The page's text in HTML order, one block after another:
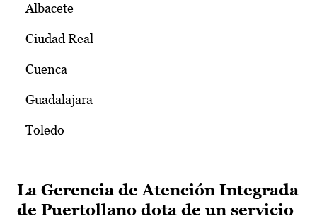
Albacete
Ciudad Real
Cuenca
Guadalajara
Toledo
La Gerencia de Atención Integrada
de Puertollano dota de un servicio